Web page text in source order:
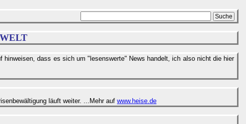
dass es sich um "lesenswerte" News handelt, ich also nicht die hier
läuft weiter. ...Mehr auf www.heise.de